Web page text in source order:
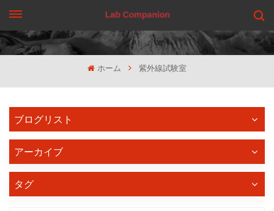
見積もりを依頼する
ホーム 紫外線試験室
ブログリスト
アーカイブ
タグ